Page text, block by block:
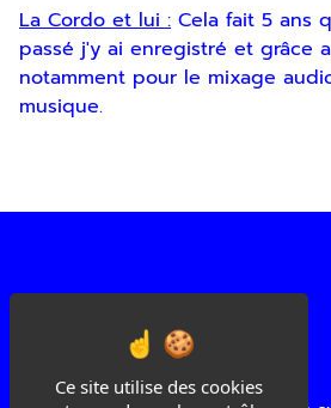
Ce site utilise des cookies
La Cordo et lui : Cela fait 5 ans
passé j'y ai enregistré et grâce
notamment pour le mixage
musique.
Cité de la Musique